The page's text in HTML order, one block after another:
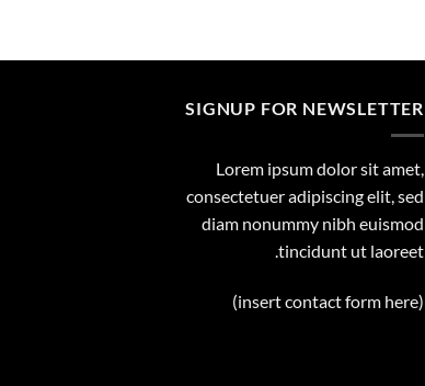
SIGNUP FOR NEWSLETTER
Lorem ipsum dolor sit amet,
consectetuer adipiscing elit, sed
diam nonummy nibh euismod
tincidunt ut laoreet.
(insert contact form here)